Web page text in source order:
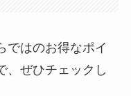
ではのお得なポイ
、ぜひチェックし